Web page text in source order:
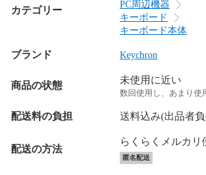
カテゴリー
PC周辺機器
キーボード
キーボード本体
ブランド Keychron
商品の状態 未使用に近い
数回使用し、あまり使
配送料の負担 送料込み(出品者
配送の方法
らくらくメルカリ
匿名配送